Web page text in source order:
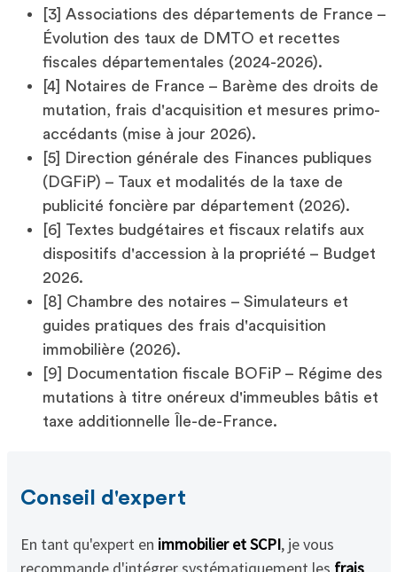
[3] Associations des départements de France –
Évolution des taux de DMTO et recettes
fiscales départementales (2024-2026).
[4] Notaires de France – Barème des droits de
mutation, frais d'acquisition et mesures primo-
accédants (mise à jour 2026).
[5] Direction générale des Finances publiques
(DGFiP) – Taux et modalités de la taxe de
publicité foncière par département (2026).
[6] Textes budgétaires et fiscaux relatifs aux
dispositifs d'accession à la propriété – Budget
2026.
[8] Chambre des notaires – Simulateurs et
guides pratiques des frais d'acquisition
immobilière (2026).
[9] Documentation fiscale BOFiP – Régime des
mutations à titre onéreux d'immeubles bâtis et
taxe additionnelle Île-de-France.
Conseil d'expert
En tant qu'expert en immobilier et SCPI, je vous